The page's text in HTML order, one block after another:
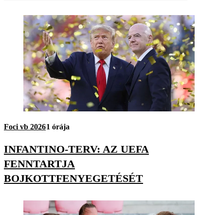
Foci vb 20261 órája
INFANTINO-TERV: AZ UEFA
FENNTARTJA
BOJKOTTFENYEGETÉSÉT